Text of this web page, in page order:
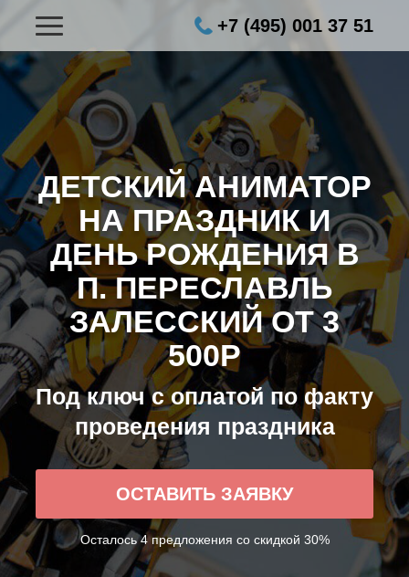
+7 (495) 001 37 51
ДЕТСКИЙ АНИМАТОР
НА ПРАЗДНИК И
ДЕНЬ РОЖДЕНИЯ В
П. ПЕРЕСЛАВЛЬ
ЗАЛЕССКИЙ ОТ 3
500Р
Под ключ с оплатой по факту
проведения праздника
ОСТАВИТЬ ЗАЯВКУ
Осталось 4 предложения со скидкой 30%